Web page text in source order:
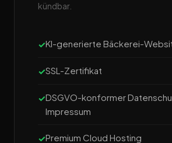
kündbar.
KI-generierte Bäckerei-
SSL-Zertifikat
DSGVO-konformer
Impressum
Premium Cloud Hosting